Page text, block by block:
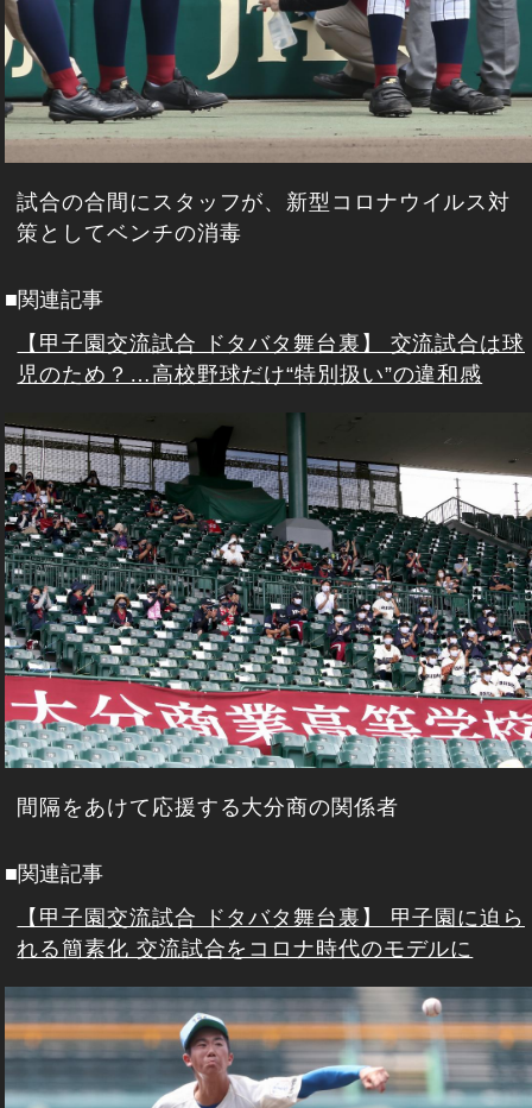
試合の合間にスタッフが、新型コロナウイルス対
策としてベンチの消毒
■関連記事
【甲子園交流試合 ドタバタ舞台裏】 交流試合は球
児のため？…高校野球だけ“特別扱い”の違和感
間隔をあけて応援する大分商の関係者
■関連記事
【甲子園交流試合 ドタバタ舞台裏】 甲子園に迫ら
れる簡素化 交流試合をコロナ時代のモデルに